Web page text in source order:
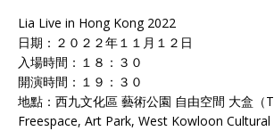
Lia Live in Hong Kong 2022
日期：２０２２年１１月１２日
入場時間：１８：３０
開演時間：１９：３０
地點：西九文化區 藝術公園 自由空間 大盒（
Freespace, Art Park, West Kowloon Cultural